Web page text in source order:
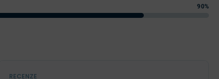
90%
RECENZE